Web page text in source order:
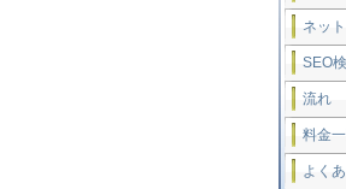
ネッ
SEO
流れ
料金
よく